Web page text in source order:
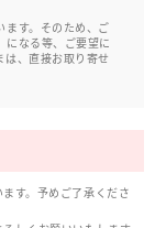
ます。そのため、ご
になる等、ご要望に
、直接お取り寄せ
す。予めご了承くださ